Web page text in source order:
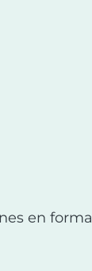
en forma